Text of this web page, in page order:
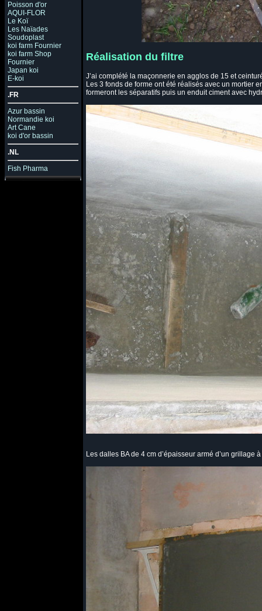
Poisson d'or
AQUI-FLOR
Le Koï
Les Naïades
Soudoplast
koi farm Fournier
koi farm Shop
Fournier
Japan koi
E-koi
.FR
Azur bassin
Normandie koi
Art Cane
koi d'or bassin
.NL
Fish Pharma
Réalisation du filtre
J’ai complété la maçonnerie en agglos de 15 et
Les 3 fonds de forme ont été réalisés avec un mortier
formeront les séparatifs puis un enduit ciment avec
Les dalles BA de 4 cm d’épaisseur armé d’un